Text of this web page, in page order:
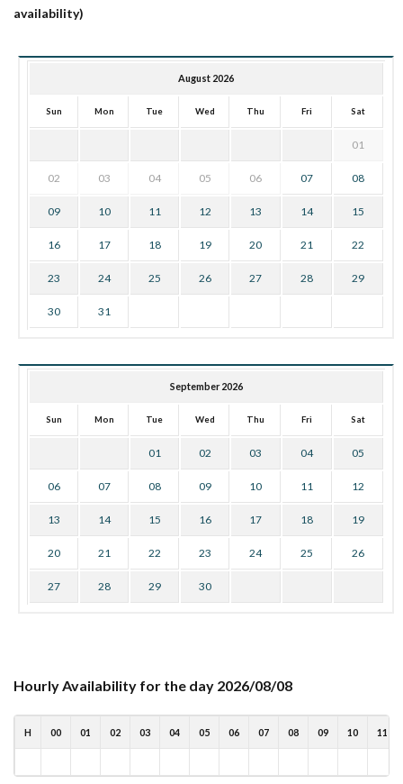
availability)
August 2026
Sun Mon Tue Wed Thu Fri Sat
01
02 03 04 05 06 07 08
09 10 11 12 13 14 15
16 17 18 19 20 21 22
23 24 25 26 27 28 29
30 31
September 2026
Sun Mon Tue Wed Thu Fri Sat
01 02 03 04 05
06 07 08 09 10 11 12
13 14 15 16 17 18 19
20 21 22 23 24 25 26
27 28 29 30
Hourly Availability for the day 2026/08/08
H 00 01 02 03 04 05 06 07 08 09 10 11